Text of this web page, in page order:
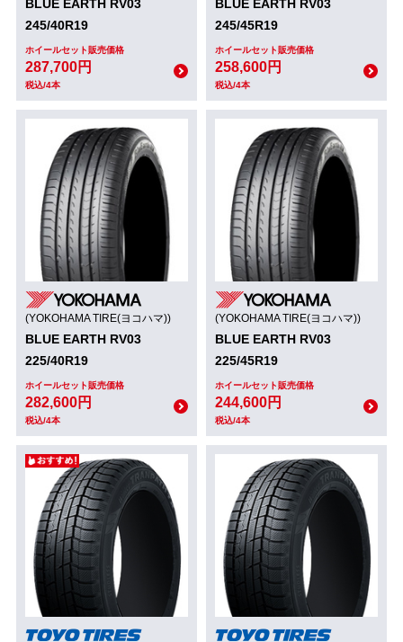
BLUE EARTH RV03
245/40R19
ホイールセット販売価格
287,700円
税込/4本
BLUE EARTH RV03
245/45R19
ホイールセット販売価格
258,600円
税込/4本
(YOKOHAMA TIRE(ヨコハマ))
BLUE EARTH RV03
225/40R19
ホイールセット販売価格
282,600円
税込/4本
(YOKOHAMA TIRE(ヨコハマ))
BLUE EARTH RV03
225/45R19
ホイールセット販売価格
244,600円
税込/4本